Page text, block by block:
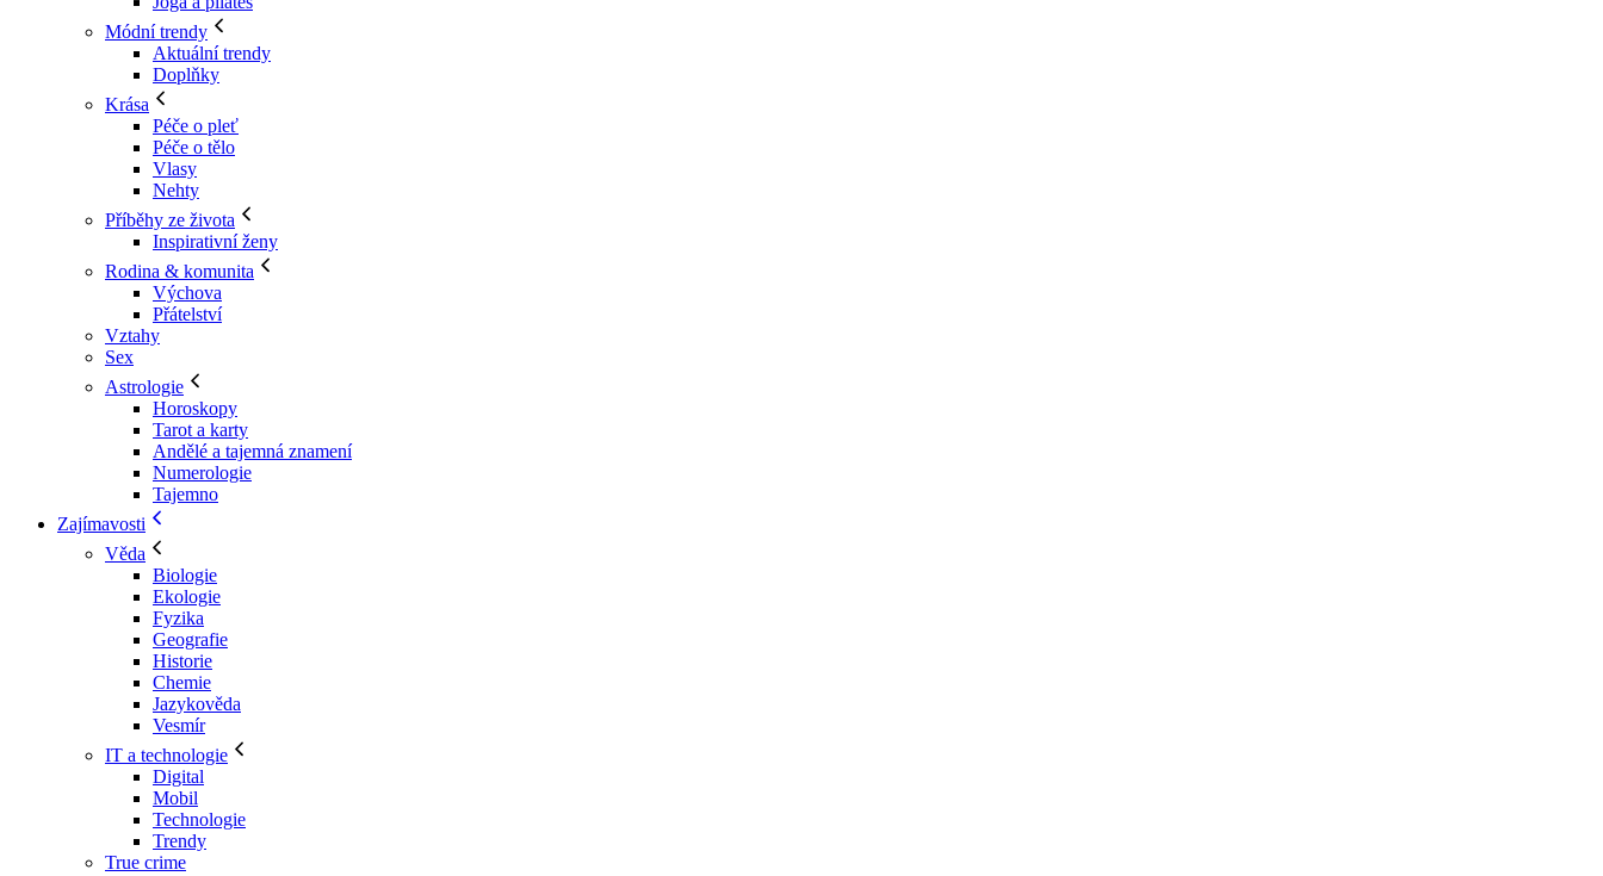
Módní trendy
Aktuální trendy
Doplňky
Krása
Péče o pleť
Péče o tělo
Vlasy
Nehty
Příběhy ze života
Inspirativní ženy
Rodina & komunita
Výchova
Přátelství
Vztahy
Sex
Astrologie
Horoskopy
Tarot a karty
Andělé a tajemná znamení
Numerologie
Tajemno
Zajímavosti
Věda
Biologie
Ekologie
Fyzika
Geografie
Historie
Chemie
Jazykověda
Vesmír
IT a technologie
Digital
Mobil
Technologie
Trendy
True crime